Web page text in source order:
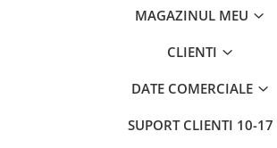
MAGAZINUL MEU
CLIENTI
DATE COMERCIALE
SUPORT CLIENTI 10-17